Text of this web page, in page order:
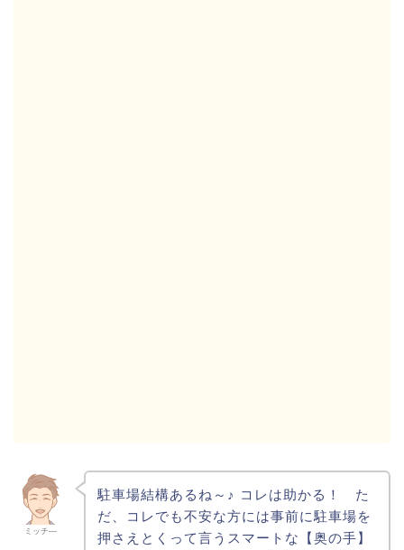
ミッチ―
駐車場結構あるね～♪ コレは助かる！ た
だ、コレでも不安な方には事前に駐車場を
押さえとくって言うスマートな【奥の手】